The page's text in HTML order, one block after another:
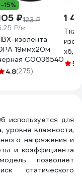
-15%
₽123 ₽
₽/м
изолента
19ммх20м
C0036540
4.8(275)
1
хб,
5
используется для
уровня влажности,
напряжения и
и коэффициента
позволяет
статического